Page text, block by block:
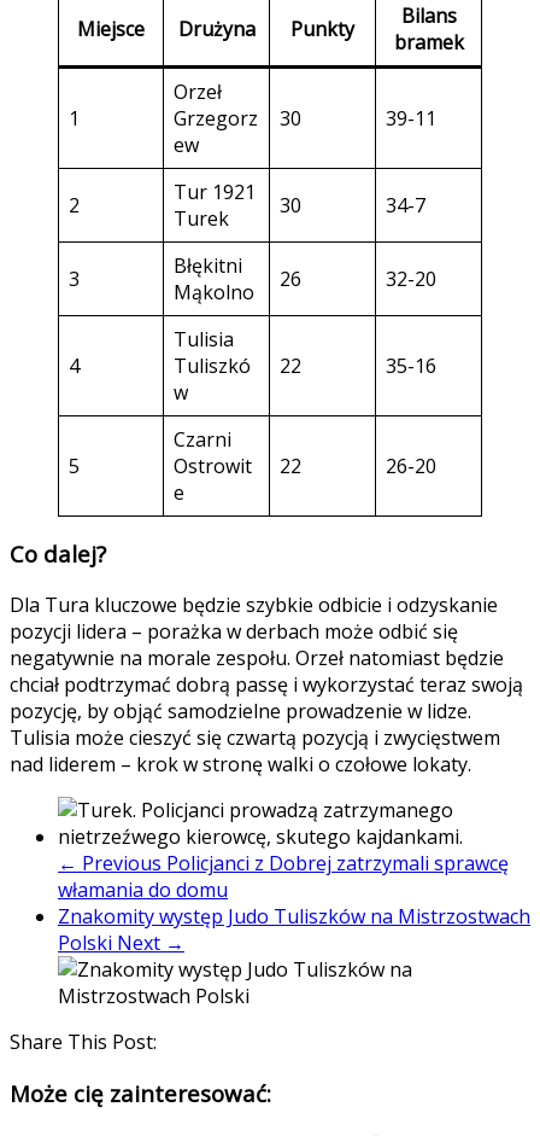
Miejsce Drużyna Punkty
Bilans
bramek
1
Orzeł
Grzegorz
ew
30 39-11
2
Tur 1921
Turek
30 34-7
3
Błękitni
Mąkolno
26 32-20
4
Tulisia
Tuliszkó
w
22 35-16
5
Czarni
Ostrowit
e
22 26-20
Co dalej?
Dla Tura kluczowe będzie szybkie odbicie i odzyskanie
pozycji lidera – porażka w derbach może odbić się
negatywnie na morale zespołu. Orzeł natomiast będzie
chciał podtrzymać dobrą passę i wykorzystać teraz swoją
pozycję, by objąć samodzielne prowadzenie w lidze.
Tulisia może cieszyć się czwartą pozycją i zwycięstwem
nad liderem – krok w stronę walki o czołowe lokaty.
← Previous Policjanci z Dobrej zatrzymali sprawcę
włamania do domu
Znakomity występ Judo Tuliszków na Mistrzostwach
Polski Next →
Share This Post:
Może cię zainteresować: